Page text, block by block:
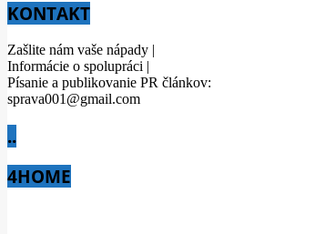
KONTAKT
Zašlite nám vaše nápady |
Informácie o spolupráci |
Písanie a publikovanie PR článkov:
sprava001@gmail.com
..
4HOME